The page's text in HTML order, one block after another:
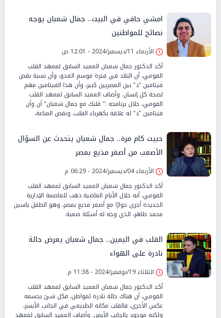
امشي حافي في البيت.. جمال شعبان يوجه
نصائح للمواطنين
الأربعاء 11/ديسمبر/2024 - 12:01 ص
أكد الدكتور جمال شعبان العميد السابق لمعهد القلب
القومي، أن البلاد في فترة موسم العدو، وأن نسبة نقص
فيتامين "د" بين المصريين كبير، وأن هذا الفيتامين مهم
لصحة كل إنسان. وأضاف العميد السابق لمعهد القلب
القومي، خلال برنامجه :" قلبك مع جمال شعبان" أن وأن
فيتامين "د" له علاقة بكهرباء القلب، ونقص المناعة،
حبيت كام مرة.. جمال شعبان يتحدث عن السؤال
الأصعب من أصغر مذيع بمصر
الأربعاء 04/ديسمبر/2024 - 06:29 م
أكد الدكتور جمال شعبان العميد السابق لمعهد القلب
القومي، أنه خلال الأيام الماضية ذهب للعاصمة الإدارية
الجديدة أجرى حوارًا مع أصغر مذيع بمصر، وهو الطفل ياسين
محمد طاهر، الذي وجه له أسئلة صعبة.
القلب في اليمين.. جمال شعبان يعرض حالة
نادرة على الهواء
الثلاثاء 19/نوفمبر/2024 - 11:38 م
أكد الدكتور جمال شعبان العميد السابق لمعهد القلب
القومي، أن هناك حالة نادرة لمواطن، فكل شئ بجسمه
عكس الأخرى، فالقلب مكانه الطبيعي في الجانب الأيسر،
ولكنه موجود بالجانب الأيمن. وأضاف العميد السابق لمعهد